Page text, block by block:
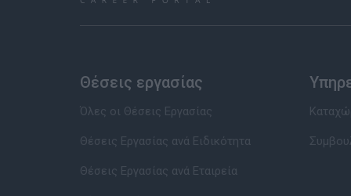
Θέσεις εργασίας
Όλες οι Θέσεις Εργασίας
Θέσεις Εργασίας ανά Ειδικότητα
Θέσεις Εργασίας ανά Εταιρεία